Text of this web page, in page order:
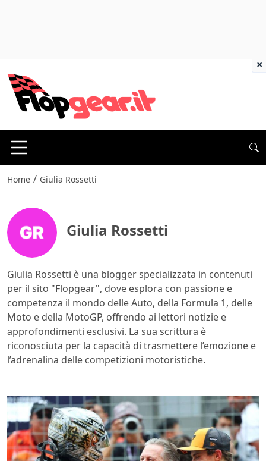
Home / Giulia Rossetti
Giulia Rossetti
Giulia Rossetti è una blogger specializzata in contenuti
per il sito "Flopgear", dove esplora con passione e
competenza il mondo delle Auto, della Formula 1, delle
Moto e della MotoGP, offrendo ai lettori notizie e
approfondimenti esclusivi. La sua scrittura è
riconosciuta per la capacità di trasmettere l’emozione e
l’adrenalina delle competizioni motoristiche.
×